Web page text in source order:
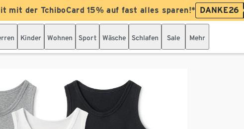
mit der TchiboCard 15% auf fast alles sparen!* DANKE26
Kinder Wohnen Sport Wäsche Schlafen Sale Mehr